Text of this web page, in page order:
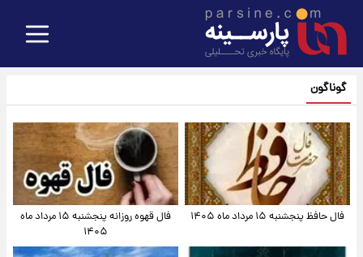
گوناگون
فال حافظ پنجشنبه ۱۵ مرداد ماه ۱۴۰۵
فال قهوه روزانه پنجشنبه ۱۵ مرداد ماه
۱۴۰۵